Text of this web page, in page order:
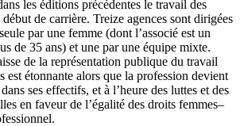
les éditions précédentes le travail des
de carrière. Treize agences sont dirigées
par une femme (dont l’associé est un
de 35 ans) et une par une équipe mixte.
de la représentation publique du travail
est étonnante alors que la profession devient
ses effectifs, et à l’heure des luttes et des
en faveur de l’égalité des droits femmes–